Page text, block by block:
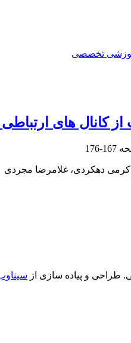
تخصصی
از کانال های
167-176
کرمی دهکردی، غلامرضا مجردی
طراحی و پیاده سازی از